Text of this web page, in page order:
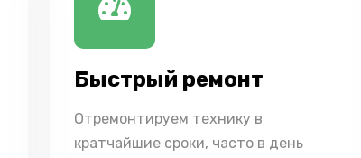
Быстрый ремонт
Отремонтируем технику в
кратчайшие сроки, часто в день